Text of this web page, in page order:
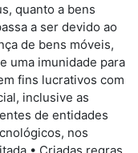
quanto a bens
a ser devido ao
de bens móveis,
uma imunidade para
fins lucrativos com
inclusive as
de entidades
nos